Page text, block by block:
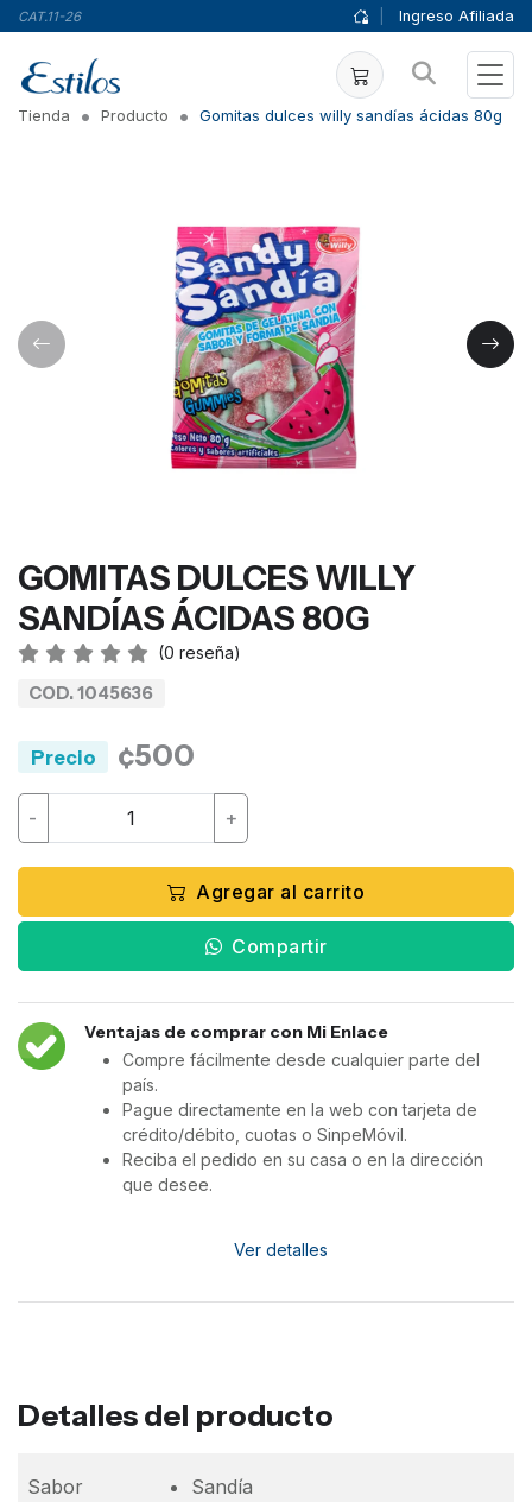
CAT.11-26 Ingreso Afiliada
Tienda Producto Gomitas dulces willy sandías ácidas 80g
GOMITAS DULCES WILLY
SANDÍAS ÁCIDAS 80G
(0 reseña)
COD. 1045636
Precio ¢500
- +
Agregar al carrito
Compartir
Ventajas de comprar con Mi Enlace
Compre fácilmente desde cualquier parte del
país.
Pague directamente en la web con tarjeta de
crédito/débito, cuotas o SinpeMóvil.
Reciba el pedido en su casa o en la dirección
que desee.
Ver detalles
Detalles del producto
Sabor
Sandía